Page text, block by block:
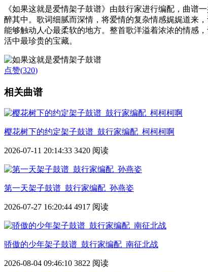
《如果这就是爱情架子鼓谱》由鼓行家进行编配，曲谱
醉其中。歌词细腻而深情，将爱情的复杂情感娓娓道来
能够触动人心最柔软的地方。整首歌洋溢着浓浓的情感
活中最珍贵的宝藏。
点赞(320)
相关曲谱
樱花树下的约定架子鼓谱_鼓行家编配_柯柯柯啊
2026-07-11 20:14:33 3420 阅读
第一天架子鼓谱_鼓行家编配_孙燕姿
2026-07-27 16:20:44 4917 阅读
骄傲的少年架子鼓谱_鼓行家编配_南征北战
2026-08-04 09:46:10 3822 阅读